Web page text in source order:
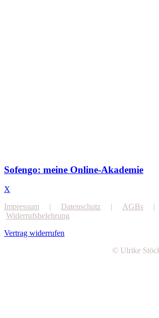
Sofengo: meine Online-Akademie
X
Impressum | Datenschutz | AGBs |
Widerrufsbelehrung
Vertrag widerrufen
© Ulrike